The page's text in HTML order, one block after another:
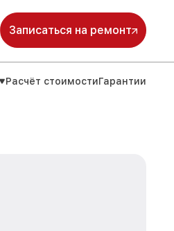
Записаться на ремонт
Расчёт стоимостиГарантии